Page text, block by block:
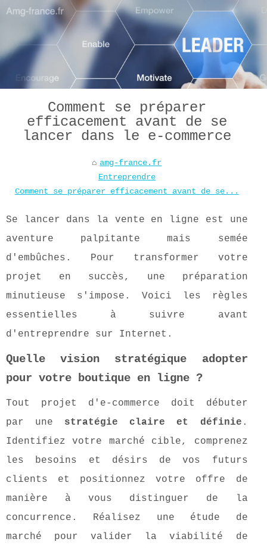
Comment se préparer
efficacement avant de se
lancer dans le e-commerce
amg-france.fr
Entreprendre
Comment se préparer efficacement avant de se...
Se lancer dans la vente en ligne est une
aventure palpitante mais semée
d'embûches. Pour transformer votre
projet en succès, une préparation
minutieuse s'impose. Voici les règles
essentielles à suivre avant
d'entreprendre sur Internet.
Quelle vision stratégique adopter
pour votre boutique en ligne ?
Tout projet d'e-commerce doit débuter
par une stratégie claire et définie .
Identifiez votre marché cible, comprenez
les besoins et désirs de vos futurs
clients et positionnez votre offre de
manière à vous distinguer de la
concurrence. Réalisez une étude de
marché pour valider la viabilité de